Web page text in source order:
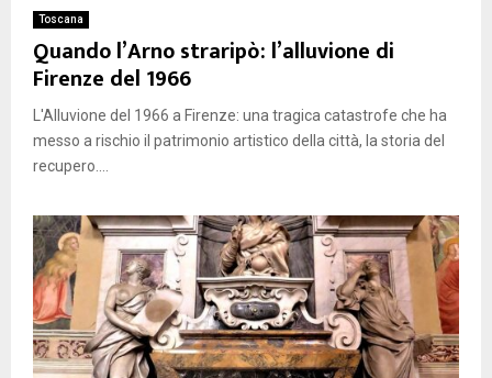
Toscana
Quando l’Arno straripò: l’alluvione di
Firenze del 1966
L'Alluvione del 1966 a Firenze: una tragica catastrofe che ha
messo a rischio il patrimonio artistico della città, la storia del
recupero....